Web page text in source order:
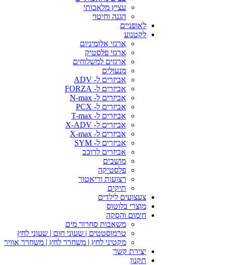
עציץ מלאכותי
הגנה וחיטוי
לאופניים
לקטנוע
ארגזי אלומיניום
ארגזי פלסטיק
ארגזים למשלוחים
מנעולים
אביזרים ל- ADV
אביזרים ל- FORZA
אביזרים ל- N-max
אביזרים ל- PCX
אביזרים ל- T-max
אביזרים ל- X-ADV
אביזרים ל- X-max
אביזרים ל- SYM
אביזרים לרוכב
מושבים
פלסטיקה
רצועות וריאטור
תיקים
צעצועים לילדים
מוצרי בלוטוס
חימום והסקה
משאבות סחרור מים
טרמוסטטים | שעוני חום | שעוני לחץ
מקטיני לחץ | משחרר לחץ | משחרר אוויר
יצירת קשר
תקנון